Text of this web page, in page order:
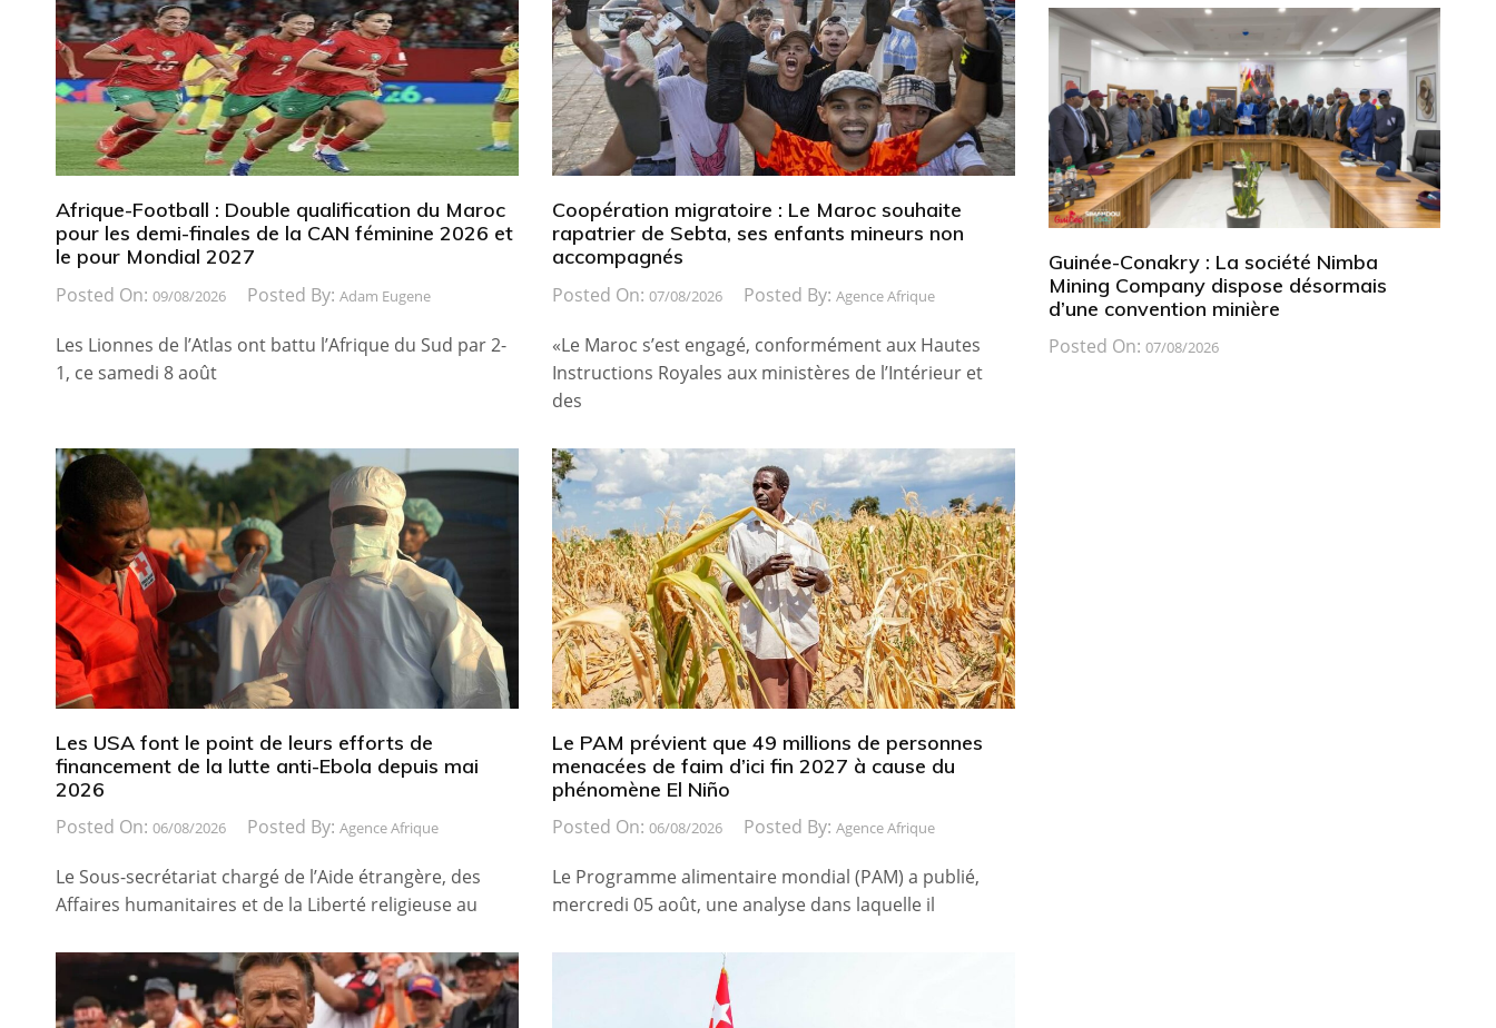
Afrique-Football : Double qualification du Maroc
pour les demi-finales de la CAN féminine 2026 et
le pour Mondial 2027
Posted On: 09/08/2026 Posted By: Adam Eugene
Les Lionnes de l’Atlas ont battu l’Afrique du Sud par 2-
1, ce samedi 8 août
Coopération migratoire : Le Maroc souhaite
rapatrier de Sebta, ses enfants mineurs non
accompagnés
Posted On: 07/08/2026 Posted By: Agence Afrique
«Le Maroc s’est engagé, conformément aux Hautes
Instructions Royales aux ministères de l’Intérieur et
des
Les USA font le point de leurs efforts de
financement de la lutte anti-Ebola depuis mai
2026
Posted On: 06/08/2026 Posted By: Agence Afrique
Le Sous-secrétariat chargé de l’Aide étrangère, des
Affaires humanitaires et de la Liberté religieuse au
Le PAM prévient que 49 millions de personnes
menacées de faim d’ici fin 2027 à cause du
phénomène El Niño
Posted On: 06/08/2026 Posted By: Agence Afrique
Le Programme alimentaire mondial (PAM) a publié,
mercredi 05 août, une analyse dans laquelle il
Guinée-Conakry : La société Nimba
Mining Company dispose désormais
d’une convention minière
Posted On: 07/08/2026